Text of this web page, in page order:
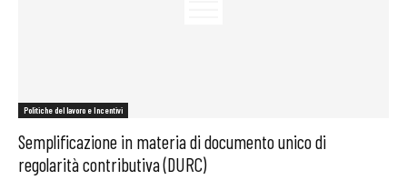
Politiche del lavoro e Incentivi
Semplificazione in materia di documento unico di
regolarità contributiva (DURC)